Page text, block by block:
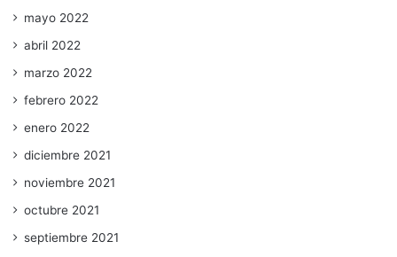
mayo 2022
abril 2022
marzo 2022
febrero 2022
enero 2022
diciembre 2021
noviembre 2021
octubre 2021
septiembre 2021